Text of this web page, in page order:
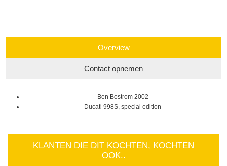
Overview
Contact opnemen
Ben Bostrom 2002
Ducati 998S, special edition
KLANTEN DIE DIT KOCHTEN, KOCHTEN
OOK..